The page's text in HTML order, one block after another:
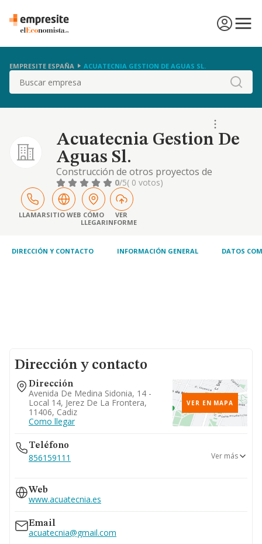
EMPRESITE ESPAÑA ACUATECNIA GESTION DE AGUAS SL.
Buscar
Acuatecnia Gestion De
Aguas Sl.
Construcción de otros proyectos de
ingeniería civil n.c.o.p. código cnae actividad
principal: 42.99. la construcción y
mantenimiento de piscinas. el comercio al
por menor de ferretería fontanería,
herramientas, aparatos de climatización, asi
caliente sanita.
0/5( 0 votos)
LLAMARSITIO WEB CÓMO
LLEGAR
VER
INFORME
DIRECCIÓN Y CONTACTO INFORMACIÓN GENERAL DATOS
Dirección y contacto
Dirección
Avenida De Medina Sidonia, 14 -
Local 14, Jerez De La Frontera,
11406, Cadiz
Como llegar
VER EN MAPA
Teléfono
856159111
615...
Ver teléfono 615...
Ver más
Web
www.acuatecnia.es
Email
acuatecnia@gmail.com